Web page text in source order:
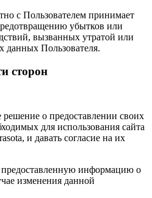
с Пользователем принимает
убытков или
вызванных утратой или
данных Пользователя.
сторон
о предоставлении своих
для использования сайта
и давать согласие на их
информацию о
изменения данной